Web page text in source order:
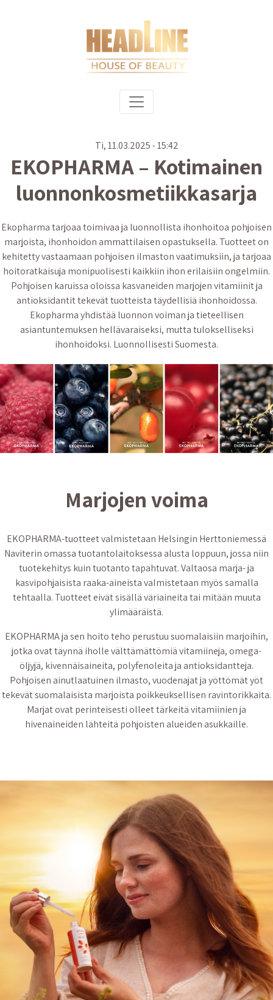
Päävalikko
Ti, 11.03.2025 - 15:42
EKOPHARMA – Kotimainen
luonnonkosmetiikkasarja
Ekopharma tarjoaa toimivaa ja luonnollista ihonhoitoa pohjoisen
marjoista, ihonhoidon ammattilaisen opastuksella. Tuotteet on
kehitetty vastaamaan pohjoisen ilmaston vaatimuksiin, ja tarjoaa
hoitoratkaisuja monipuolisesti kaikkiin ihon erilaisiin ongelmiin.
Pohjoisen karuissa oloissa kasvaneiden marjojen vitamiinit ja
antioksidantit tekevät tuotteista täydellisiä ihonhoidossa.
Ekopharma yhdistää luonnon voiman ja tieteellisen
asiantuntemuksen hellävaraiseksi, mutta tulokselliseksi
ihonhoidoksi. Luonnollisesti Suomesta.
Marjojen voima
EKOPHARMA-tuotteet valmistetaan Helsingin Herttoniemessä
Naviterin omassa tuotantolaitoksessa alusta loppuun, jossa niin
tuotekehitys kuin tuotanto tapahtuvat. Valtaosa marja- ja
kasvipohjaisista raaka-aineista valmistetaan myös samalla
tehtaalla. Tuotteet eivät sisällä väriaineita tai mitään muuta
ylimääräistä.
EKOPHARMA ja sen hoito teho perustuu suomalaisiin marjoihin,
jotka ovat täynnä iholle välttämättömiä vitamiineja, omega-
öljyjä, kivennäisaineita, polyfenoleita ja antioksidantteja.
Pohjoisen ainutlaatuinen ilmasto, vuodenajat ja yöttömät yöt
tekevät suomalaisista marjoista poikkeuksellisen ravintorikkaita.
Marjat ovat perinteisesti olleet tärkeitä vitamiinien ja
hivenaineiden lähteitä pohjoisten alueiden asukkaille.